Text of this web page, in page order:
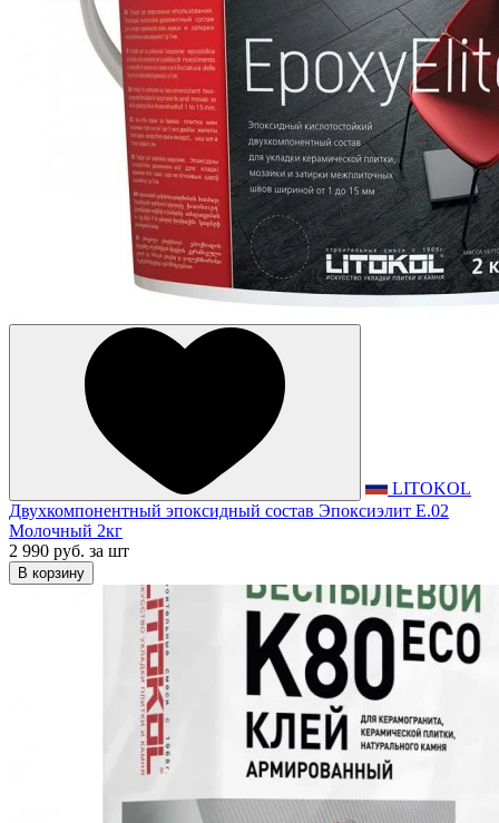
LITOKOL
Двухкомпонентный эпоксидный состав Эпоксиэлит E.02
Молочный 2кг
2 990 руб. за шт
В корзину